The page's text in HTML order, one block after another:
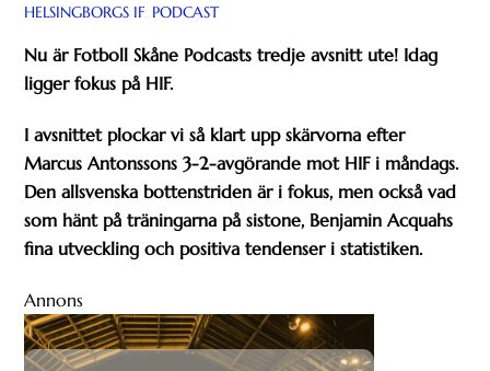
HELSINGBORGS IF, PODCAST
Nu är Fotboll Skåne Podcasts tredje avsnitt ute! Idag
ligger fokus på HIF.
I avsnittet plockar vi så klart upp skärvorna efter
Marcus Antonssons 3-2-avgörande mot HIF i måndags.
Den allsvenska bottenstriden är i fokus, men också vad
som hänt på träningarna på sistone, Benjamin Acquahs
fina utveckling och positiva tendenser i statistiken.
Annons